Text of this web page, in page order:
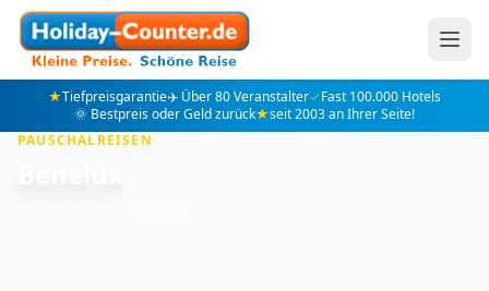
★Tiefpreisgarantie✈️ Über 80 Veranstalter✓Fast 100.000 Hotels
🌞 Bestpreis oder Geld zurück★seit 2003 an Ihrer Seite!
PAUSCHALREISEN